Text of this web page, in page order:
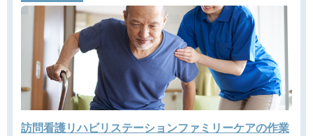
訪問看護リハビリステーションファミリーケアの作業